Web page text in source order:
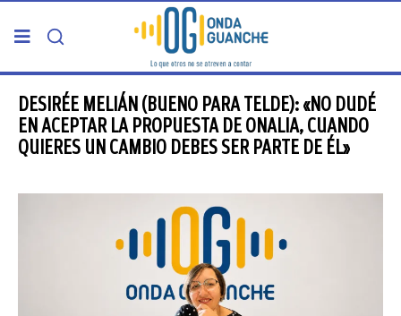
PORTADA
TELDE
GRAN CANARIA
DESIRÉE MELIÁN (BUENO PARA TELDE): «NO DUDÉ
EN ACEPTAR LA PROPUESTA DE ONALIA, CUANDO
QUIERES UN CAMBIO DEBES SER PARTE DE ÉL»